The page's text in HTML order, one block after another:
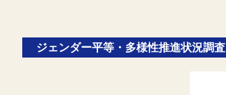
ジェンダー平等・多様性推進状況調査